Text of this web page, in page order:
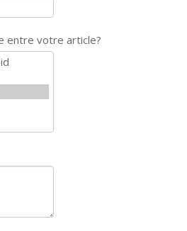
entre votre article?